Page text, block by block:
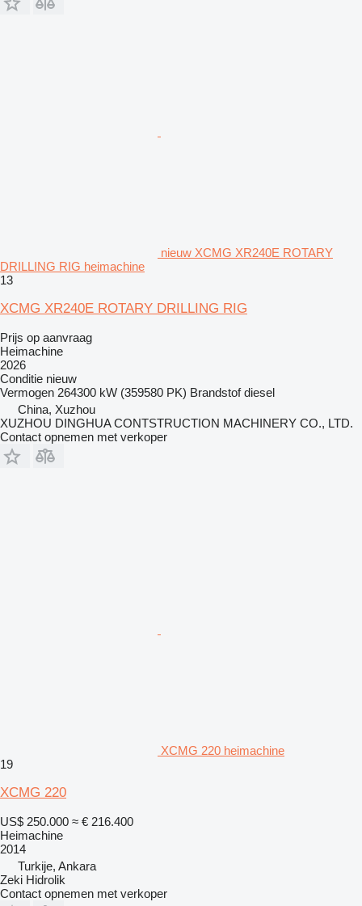
nieuw XCMG XR240E ROTARY
DRILLING RIG heimachine
13
XCMG XR240E ROTARY DRILLING RIG
Prijs op aanvraag
Heimachine
2026
Conditie nieuw
Vermogen 264300 kW (359580 PK) Brandstof diesel
China, Xuzhou
XUZHOU DINGHUA CONTSTRUCTION MACHINERY CO., LTD.
Contact opnemen met verkoper
XCMG 220 heimachine
19
XCMG 220
US$ 250.000 ≈ € 216.400
Heimachine
2014
Turkije, Ankara
Zeki Hidrolik
Contact opnemen met verkoper